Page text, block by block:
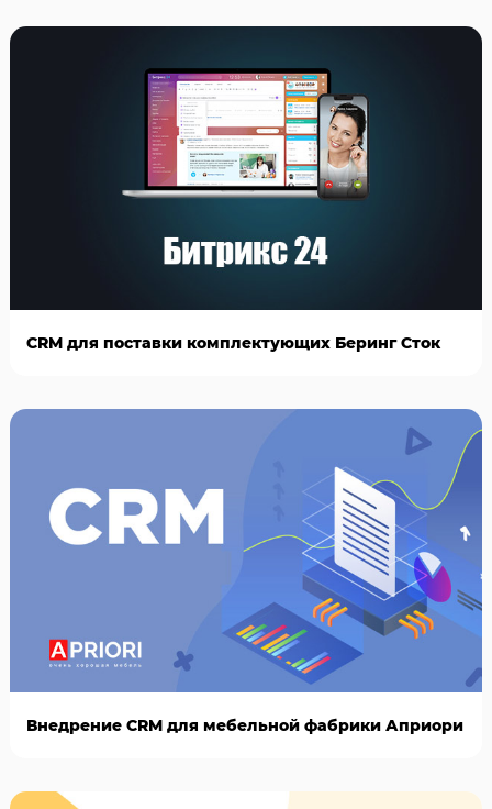
CRM для поставки комплектующих Беринг Сток
Внедрение CRM для мебельной фабрики Априори